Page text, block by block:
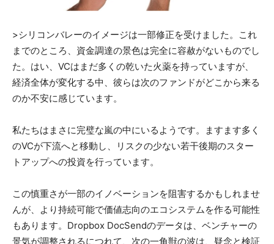
>シリコンバレーのイメージは一部修正を受けました。これ
までのところ、資金調達の景色は完全に容赦がないものでし
た。はい、VCはまだ多くの乾いた火薬を持っていますが、
経済全体が変化する中、彼らは次のファンドがどこから来る
のか不安に感じています。
私たちはまさに完璧な嵐の中にいるようです。ますます多く
のVCが下流へと移動し、リスクの少ない若干後期のスター
トアップへの投資を行っています。
この慎重さが一部のイノベーションを阻害するかもしれませ
んが、より持続可能で価値志向のエコシステムを作る可能性
もあります。Dropbox DocSendのデータは、ベンチャーの
景気が調整されるにつれて、次の一角獣の波は、疑念と検証